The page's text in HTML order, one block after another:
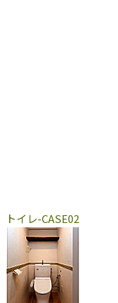
トイレ-CASE02